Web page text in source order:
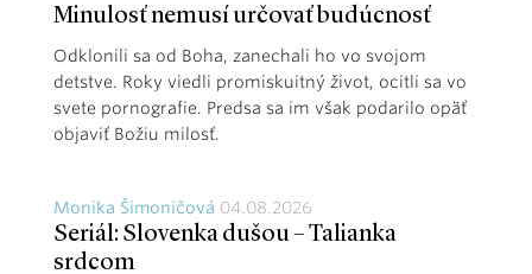
Minulosť nemusí určovať budúcnosť
Odklonili sa od Boha, zanechali ho vo svojom
detstve. Roky viedli promiskuitný život, ocitli sa vo
svete pornografie. Predsa sa im však podarilo opäť
objaviť Božiu milosť.
Monika Šimoničová 04.08.2026
Seriál: Slovenka dušou – Talianka
srdcom